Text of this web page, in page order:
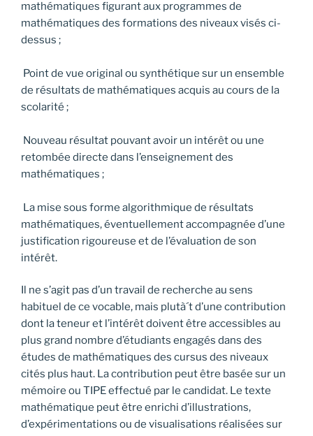
mathématiques figurant aux programmes de
mathématiques des formations des niveaux visés ci-
dessus ;
Point de vue original ou synthétique sur un ensemble
de résultats de mathématiques acquis au cours de la
scolarité ;
Nouveau résultat pouvant avoir un intérêt ou une
retombée directe dans l’enseignement des
mathématiques ;
La mise sous forme algorithmique de résultats
mathématiques, éventuellement accompagnée d’une
justification rigoureuse et de l’évaluation de son
intérêt.
Il ne s’agit pas d’un travail de recherche au sens
habituel de ce vocable, mais plutà´t d’une contribution
dont la teneur et l’intérêt doivent être accessibles au
plus grand nombre d’étudiants engagés dans des
études de mathématiques des cursus des niveaux
cités plus haut. La contribution peut être basée sur un
mémoire ou TIPE effectué par le candidat. Le texte
mathématique peut être enrichi d’illustrations,
d’expérimentations ou de visualisations réalisées sur